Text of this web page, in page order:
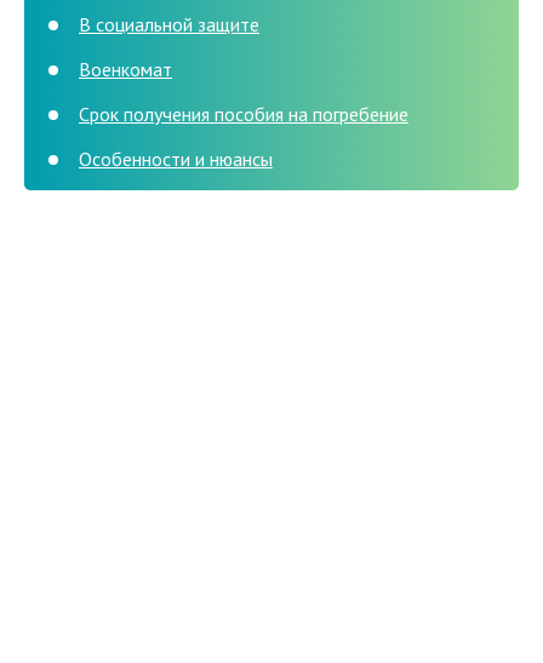
В социальной защите
Военкомат
Срок получения пособия на погребение
Особенности и нюансы